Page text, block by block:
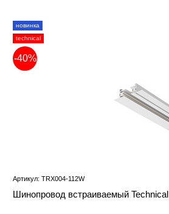
новинка
technical
-40%
Артикул: TRX004-112W
Шинопровод встраиваемый